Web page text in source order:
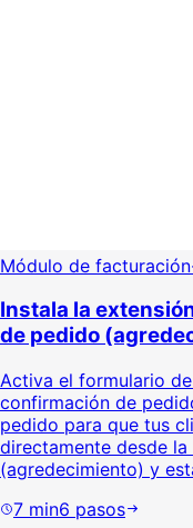
Módulo de facturación·
Instala la
de pedido
Activa el formulario
confirmación de
pedido para que tus
directamente desde
(agredecimiento) y
7 min6 pasos